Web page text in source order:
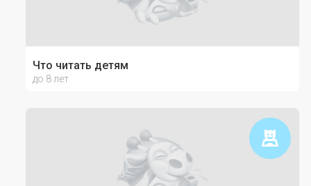
Что читать детям
до 8 лет